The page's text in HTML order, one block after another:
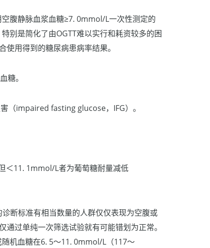
腹静脉血浆血糖≥7. 0mmol/L一次性测定的
别是简化了由OGTT难以实行和耗资较多的困
用得到的糖尿病患病率结果。
糖。
（impaired fasting glucose，IFG）。
＜11. 1mmol/L者为葡萄糖耐量减低
断标准有相当数量的人群仅仅表现为空腹或
过单纯一次筛选试验就有可能错划为正常。
机血糖在6. 5～11. 0mmol/L（117～